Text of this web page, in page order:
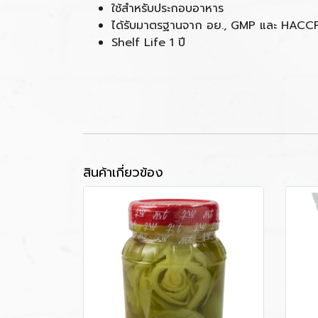
ใช้สำหรับประกอบอาหาร
ได้รับมาตรฐานจาก อย., GMP และ
Shelf Life 1 ปี
สินค้าเกี่ยวข้อง